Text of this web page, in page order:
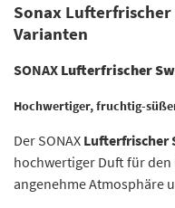
Sonax Lufterfrischer
Varianten
SONAX Lufterfrischer
Hochwertiger, fruchtig-
Der SONAX Lufterfrischer
hochwertiger Duft für
angenehme Atmosphäre